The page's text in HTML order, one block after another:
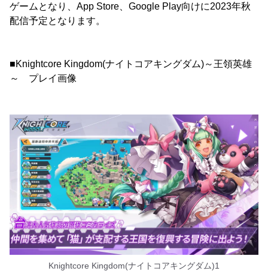
ゲームとなり、App Store、Google Play向けに2023年秋
配信予定となります。
■Knightcore Kingdom(ナイトコアキングダム)～王領英雄
～ プレイ画像
Knightcore Kingdom(ナイトコアキングダム)1